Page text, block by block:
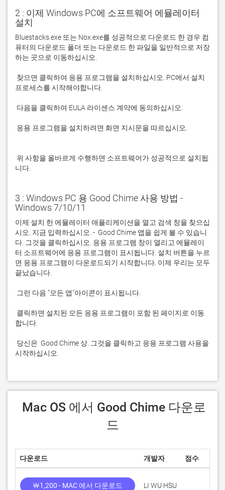
2 : 이제 Windows PC에 소프트웨어 에뮬레이터
설치
Bluestacks.exe 또는 Nox.exe를 성공적으로 다운로드 한 경우 컴
퓨터의 다운로드 폴더 또는 다운로드 한 파일을 일반적으로 저장
니다.
3 : Windows PC 용 Good Chime 사용 방법 -
Windows 7/10/11
이제 설치 한 에뮬레이터 애플리케이션을 열고 검색 창을 찾으십
시오. 지금 입력하십시오. -  Good Chime 앱을 쉽게 볼 수 있습니
다. 그것을 클릭하십시오. 응용 프로그램 창이 열리고 에뮬레이
터 소프트웨어에 응용 프로그램이 표시됩니다. 설치 버튼을 누르
면 응용 프로그램이 다운로드되기 시작합니다. 이제 우리는 모두
시작하십시오.
드
다운로드 개발자 점수
￦1,200 - MAC 에서 다운로드 LI WU HSU